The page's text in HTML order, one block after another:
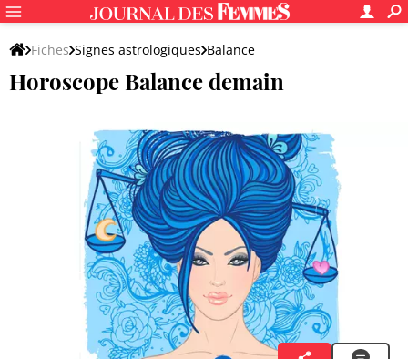
Fiches Signes astrologiques Balance
Horoscope Balance demain